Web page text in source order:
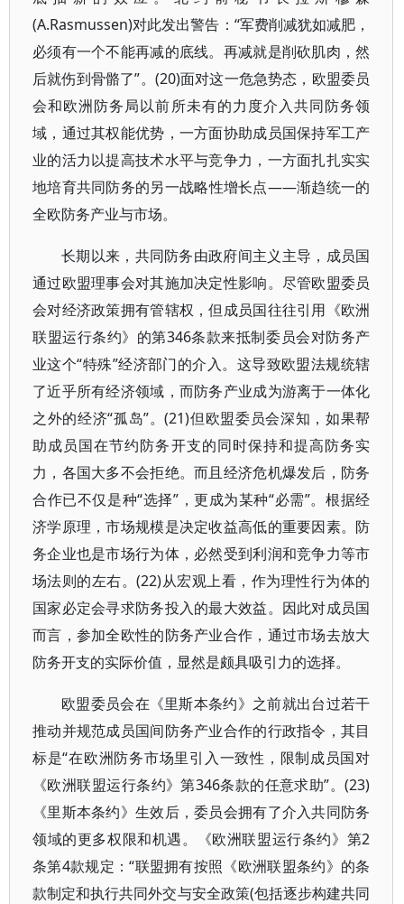
(A.Rasmussen)对此发出警告：“军费削减犹如减肥，
必须有一个不能再减的底线。再减就是削砍肌肉，然
后就伤到骨骼了”。(20)面对这一危急势态，欧盟委员
会和欧洲防务局以前所未有的力度介入共同防务领
域，通过其权能优势，一方面协助成员国保持军工产
业的活力以提高技术水平与竞争力，一方面扎扎实实
地培育共同防务的另一战略性增长点——渐趋统一的
全欧防务产业与市场。
长期以来，共同防务由政府间主义主导，成员国
通过欧盟理事会对其施加决定性影响。尽管欧盟委员
会对经济政策拥有管辖权，但成员国往往引用《欧洲
联盟运行条约》的第346条款来抵制委员会对防务产
业这个“特殊”经济部门的介入。这导致欧盟法规统辖
了近乎所有经济领域，而防务产业成为游离于一体化
之外的经济“孤岛”。(21)但欧盟委员会深知，如果帮
助成员国在节约防务开支的同时保持和提高防务实
力，各国大多不会拒绝。而且经济危机爆发后，防务
合作已不仅是种“选择”，更成为某种“必需”。根据经
济学原理，市场规模是决定收益高低的重要因素。防
务企业也是市场行为体，必然受到利润和竞争力等市
场法则的左右。(22)从宏观上看，作为理性行为体的
国家必定会寻求防务投入的最大效益。因此对成员国
而言，参加全欧性的防务产业合作，通过市场去放大
防务开支的实际价值，显然是颇具吸引力的选择。
欧盟委员会在《里斯本条约》之前就出台过若干
推动并规范成员国间防务产业合作的行政指令，其目
标是“在欧洲防务市场里引入一致性，限制成员国对
《欧洲联盟运行条约》第346条款的任意求助”。(23)
《里斯本条约》生效后，委员会拥有了介入共同防务
领域的更多权限和机遇。《欧洲联盟运行条约》第2
条第4款规定：“联盟拥有按照《欧洲联盟条约》的条
款制定和执行共同外交与安全政策(包括逐步构建共同